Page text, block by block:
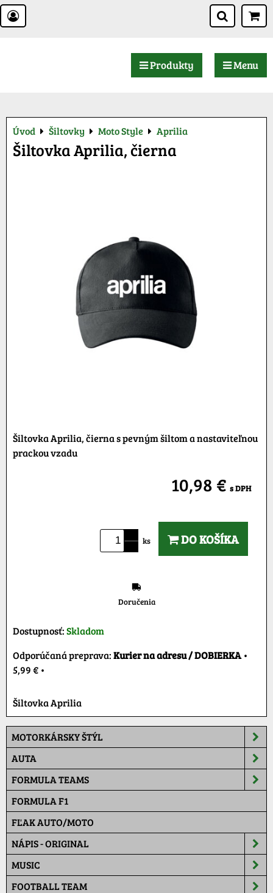
Produkty Menu
Úvod Šiltovky Moto Style Aprilia
Šiltovka Aprilia, čierna
Šiltovka Aprilia, čierna s pevným šiltom a nastaviteľnou
prackou vzadu
10,98 € s DPH
ks DO KOŠÍKA
Doručenia
Dostupnosť:Skladom
Kurier na adresu / DOBIERKA•
5,99 € •
Šiltovka Aprilia
MOTORKÁRSKY ŠTÝL
AUTA
FORMULA TEAMS
FORMULA F1
FĽAK AUTO/MOTO
NÁPIS - ORIGINAL
MUSIC
FOOTBALL TEAM